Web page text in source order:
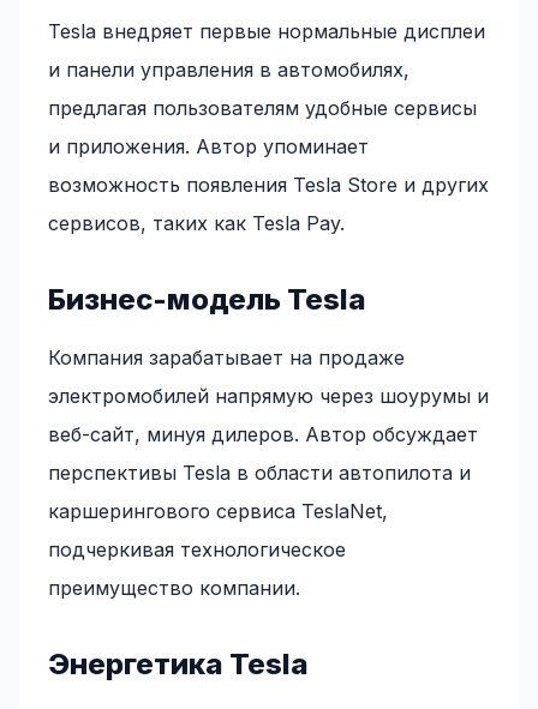
Tesla внедряет первые нормальные дисплеи
и панели управления в автомобилях,
предлагая пользователям удобные сервисы
и приложения. Автор упоминает
возможность появления Tesla Store и других
сервисов, таких как Tesla Pay.
Бизнес-модель Tesla
Компания зарабатывает на продаже
электромобилей напрямую через шоурумы и
веб-сайт, минуя дилеров. Автор обсуждает
перспективы Tesla в области автопилота и
каршерингового сервиса TeslaNet,
подчеркивая технологическое
преимущество компании.
Энергетика Tesla